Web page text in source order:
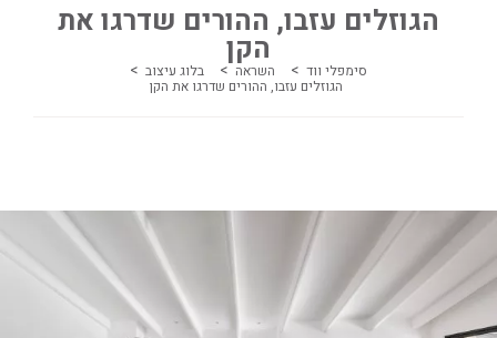
הגוזלים עזבו, ההורים שדרגו את
הקן
סימפלי ווד השראה בלוג עיצוב
הגוזלים עזבו, ההורים שדרגו את הקן